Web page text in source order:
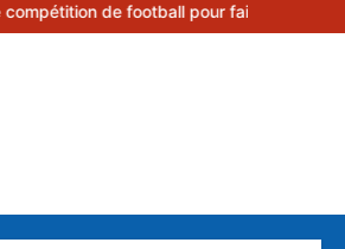
pour faire rayonner le sport chez